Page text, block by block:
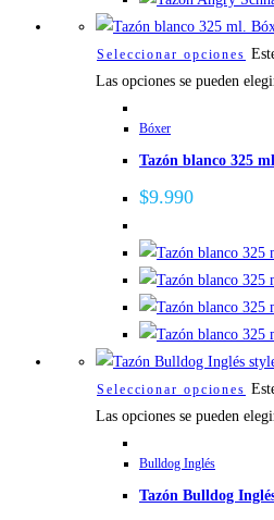
Seleccionar opciones
Las opciones se pueden
Bóxer
Tazón blanco 325
$9.990
Seleccionar opciones
Las opciones se pueden
Bulldog Inglés
Tazón Bulldog